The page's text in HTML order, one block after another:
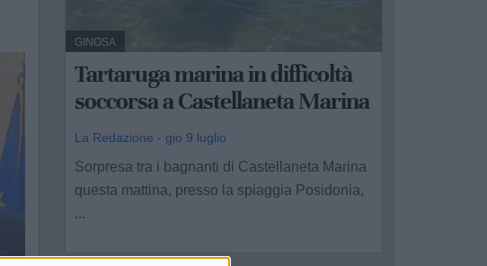
GINOSA
Tartaruga marina in difficoltà
soccorsa a Castellaneta Marina
La Redazione - gio 9 luglio
Sorpresa tra i bagnanti di Castellaneta Marina
questa mattina, presso la spiaggia Posidonia,
...